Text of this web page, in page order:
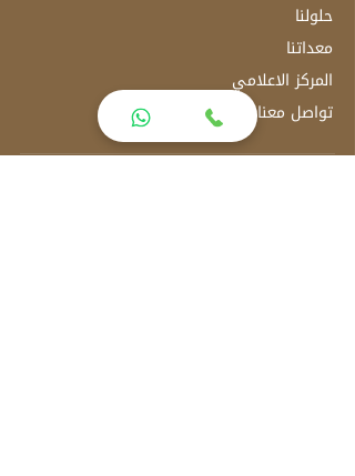
حلولنا
معداتنا
المركز الاعلامي
تواصل معنا